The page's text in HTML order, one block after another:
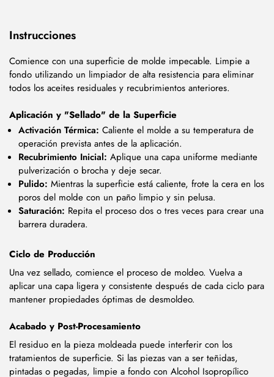
Instrucciones
Comience con una superficie de molde impecable. Limpie a
fondo utilizando un limpiador de alta resistencia para eliminar
todos los aceites residuales y recubrimientos anteriores.
Aplicación y "Sellado" de la Superficie
Activación Térmica: Caliente el molde a su temperatura de
operación prevista antes de la aplicación.
Recubrimiento Inicial: Aplique una capa uniforme mediante
pulverización o brocha y deje secar.
Pulido: Mientras la superficie está caliente, frote la cera en los
poros del molde con un paño limpio y sin pelusa.
Saturación: Repita el proceso dos o tres veces para crear una
barrera duradera.
Ciclo de Producción
Una vez sellado, comience el proceso de moldeo. Vuelva a
aplicar una capa ligera y consistente después de cada ciclo para
mantener propiedades óptimas de desmoldeo.
Acabado y Post-Procesamiento
El residuo en la pieza moldeada puede interferir con los
tratamientos de superficie. Si las piezas van a ser teñidas,
pintadas o pegadas, limpie a fondo con Alcohol Isopropílico